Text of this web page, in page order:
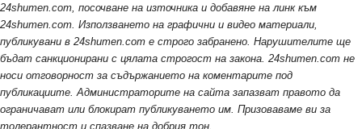
24shumen.com, посочване на източника и добавяне на линк към
24shumen.com. Използването на графични и видео материали,
публикувани в 24shumen.com е строго забранено. Нарушителите ще
бъдат санкционирани с цялата строгост на закона. 24shumen.com не
носи отговорност за съдържанието на коментарите под
публикациите. Администраторите на сайта запазват правото да
ограничават или блокират публикуването им. Призоваваме ви за
толерантност и спазване на добрия тон.